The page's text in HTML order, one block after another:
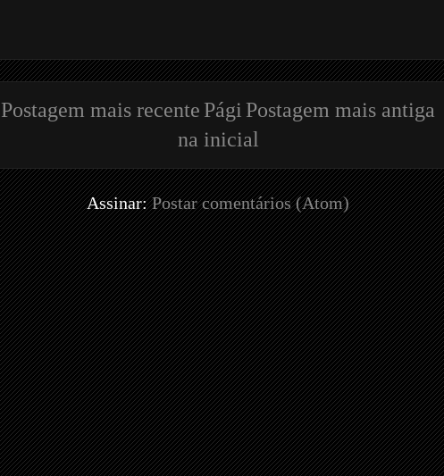
Postagem mais recente Postagem mais antiga
Pági
na inicial
Assinar:Postar comentários (Atom)